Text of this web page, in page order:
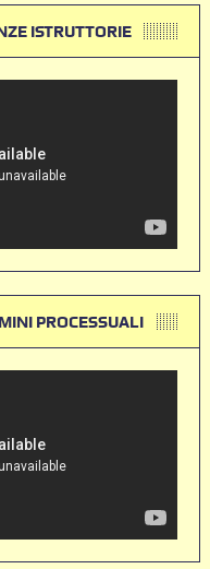
ISTRUTTORIE
PROCESSUALI